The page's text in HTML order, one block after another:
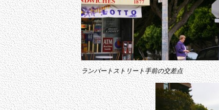
ランバートストリート手前の交差点